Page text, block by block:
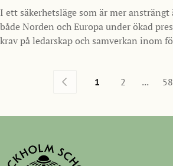
I ett säkerhetsläge som är mer ansträngt
både Norden och Europa under ökad
krav på ledarskap och samverkan inom
ett nytt samarbete med Försvarsmakten
Nordic Defense MBA, ett program för
försvarssektorn i Norden med start
1 2 ... 58